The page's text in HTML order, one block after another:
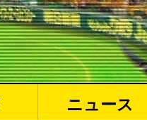
ニュース